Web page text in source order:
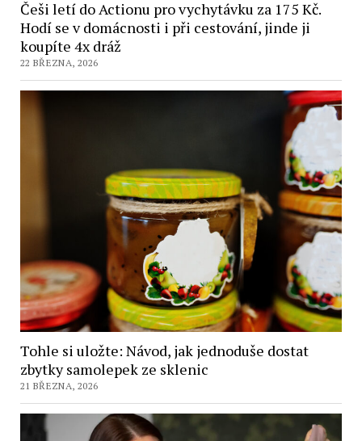
Češi letí do Actionu pro vychytávku za 175 Kč.
Hodí se v domácnosti i při cestování, jinde ji
koupíte 4x dráž
22 BŘEZNA, 2026
Tohle si uložte: Návod, jak jednoduše dostat
zbytky samolepek ze sklenic
21 BŘEZNA, 2026